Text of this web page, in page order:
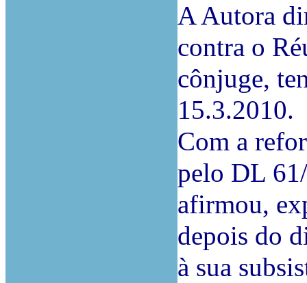
A Autora
contra o
cônjuge,
15.3.2010.
Com a
pelo DL
afirmou,
depois do
à sua